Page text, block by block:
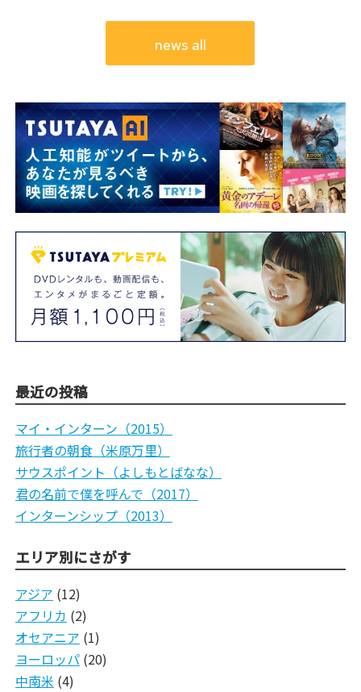
news all
最近の投稿
マイ・インターン（2015）
旅行者の朝食（米原万里）
サウスポイント（よしもとばなな）
君の名前で僕を呼んで（2017）
インターンシップ（2013）
エリア別にさがす
アジア (12)
アフリカ (2)
オセアニア (1)
ヨーロッパ(20)
中南米 (4)